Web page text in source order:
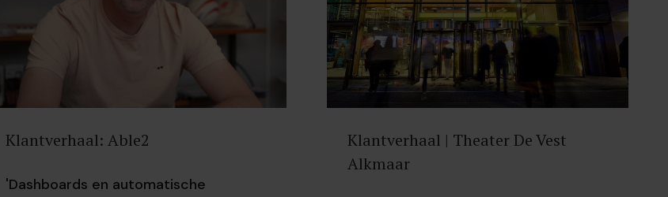
Klantverhaal: Able2
'Dashboards en automatische
Klantverhaal | Theater De Vest
Alkmaar